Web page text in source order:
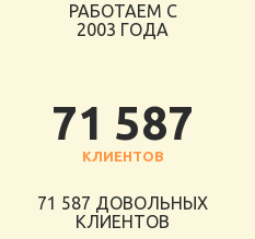
РАБОТАЕМ С
2003 ГОДА
71 587
КЛИЕНТОВ
71 587 ДОВОЛЬНЫХ
КЛИЕНТОВ